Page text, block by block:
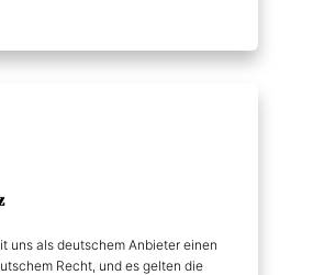
uns als deutschem Anbieter einen
Recht, und es gelten die